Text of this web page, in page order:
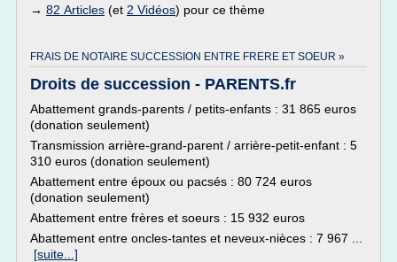
→ 82 Articles (et 2 Vidéos) pour ce thème
FRAIS DE NOTAIRE SUCCESSION ENTRE FRERE ET SOEUR »
Droits de succession - PARENTS.fr
Abattement grands-parents / petits-enfants : 31 865 euros
(donation seulement)
Transmission arrière-grand-parent / arrière-petit-enfant : 5
310 euros (donation seulement)
Abattement entre époux ou pacsés : 80 724 euros
(donation seulement)
Abattement entre frères et soeurs : 15 932 euros
Abattement entre oncles-tantes et neveux-nièces : 7 967 ...
[suite...]